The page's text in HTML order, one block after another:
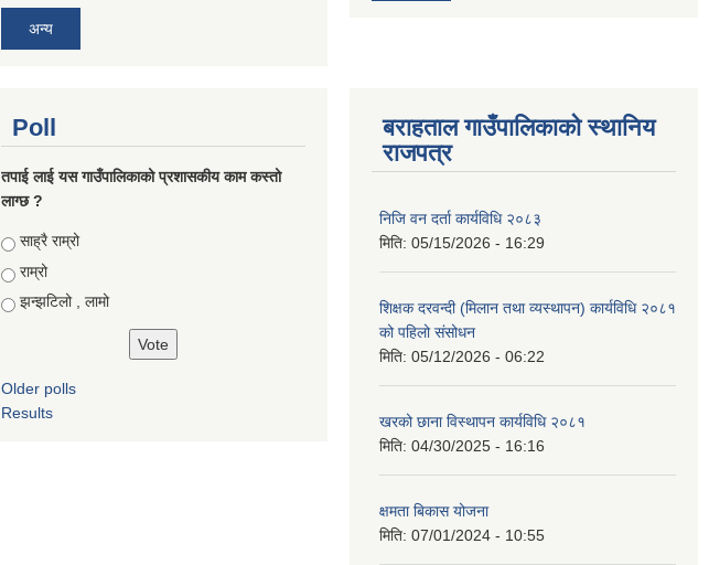
अन्य
Poll
तपाई लाई यस गाउँपालिकाको प्रशासकीय काम कस्तो
लाग्छ ?
Choices
साह्रै राम्रो
राम्रो
झन्झटिलो , लामो
Older polls
Results
बराहताल गाउँपालिकाको स्थानिय
राजपत्र
निजि वन दर्ता कार्यविधि २०८३
मिति: 05/15/2026 - 16:29
शिक्षक दरवन्दी (मिलान तथा व्यस्थापन) कार्यविधि २०८१
को पहिलो संसोधन
मिति: 05/12/2026 - 06:22
खरको छाना विस्थापन कार्यविधि २०८१
मिति: 04/30/2025 - 16:16
क्षमता बिकास योजना
मिति: 07/01/2024 - 10:55